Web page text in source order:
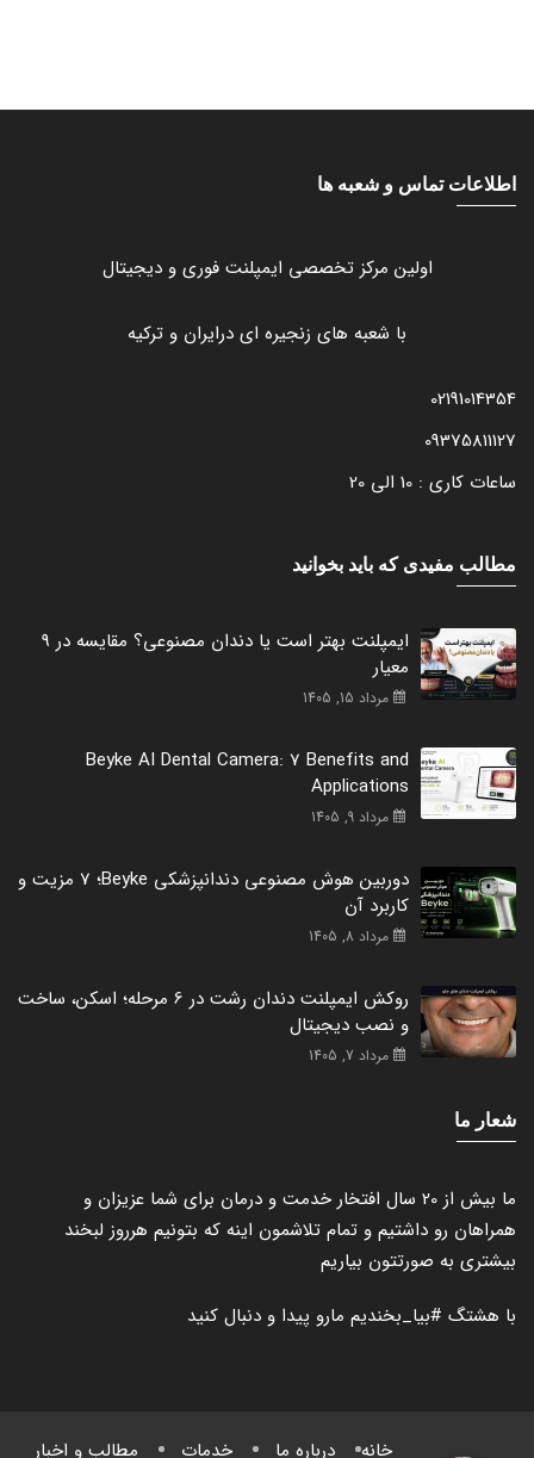
اطلاعات تماس و شعبه ها
اولین مرکز تخصصی ایمپلنت فوری و دیجیتال
با شعبه های زنجیره ای درایران و ترکیه
02191014354
09375811127
ساعات کاری : 10 الی 20
مطالب مفیدی که باید بخوانید
ایمپلنت بهتر است یا دندان مصنوعی؟ مقایسه در 9
معیار
مرداد 15, 1405
Beyke AI Dental Camera: 7 Benefits and
Applications
مرداد 9, 1405
دوربین هوش مصنوعی دندانپزشکی Beyke؛ 7 مزیت و
کاربرد آن
مرداد 8, 1405
روکش ایمپلنت دندان رشت در 6 مرحله؛ اسکن، ساخت
و نصب دیجیتال
مرداد 7, 1405
شعار ما
ما بیش از 20 سال افتخار خدمت و درمان برای شما عزیزان و
همراهان رو داشتیم و تمام تلاشمون اینه که بتونیم هرروز لبخند
بیشتری به صورتتون بیاریم
با هشتگ #بیا_بخندیم مارو پیدا و دنبال کنید
خانه درباره ما خدمات مطالب و اخبار